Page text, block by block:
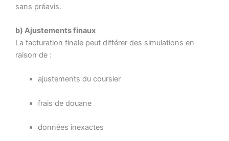
sans préavis.
b) Ajustements finaux
La facturation finale peut différer des simulations en
raison de :
ajustements du coursier
frais de douane
données inexactes